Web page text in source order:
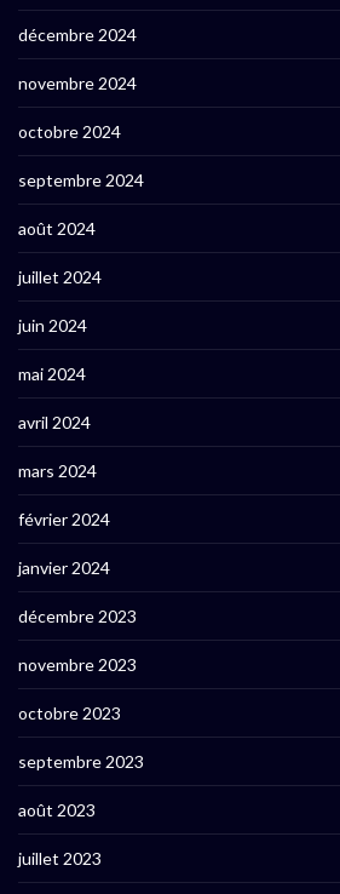
décembre 2024
novembre 2024
octobre 2024
septembre 2024
août 2024
juillet 2024
juin 2024
mai 2024
avril 2024
mars 2024
février 2024
janvier 2024
décembre 2023
novembre 2023
octobre 2023
septembre 2023
août 2023
juillet 2023